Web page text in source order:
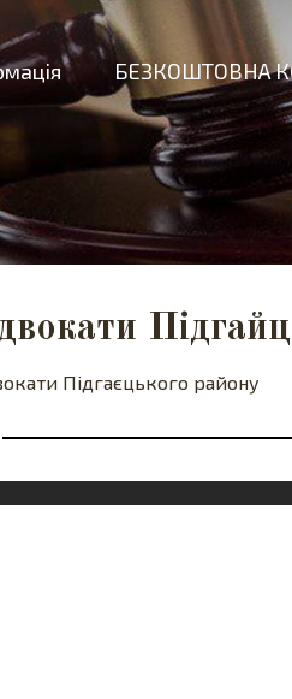
БЕЗКОШТОВНА
Підгаєцького району